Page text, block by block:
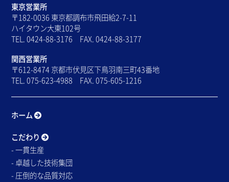
東京営業所
〒182-0036 東京都調布市飛田給2-7-11
ハイタウン大東102号
TEL. 0424-88-3176 FAX. 0424-88-3177
関西営業所
〒612-8474 京都市伏見区下鳥羽南三町43番地
TEL. 075-623-4988 FAX. 075-605-1216
ホーム
こだわり
- 一貫生産
- 卓越した技術集団
- 圧倒的な品質対応